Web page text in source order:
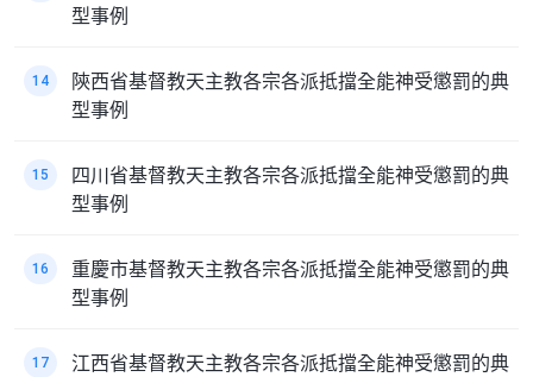
型事例
14
陝西省基督教天主教各宗各派抵擋全能神受懲罰的典
型事例
15
四川省基督教天主教各宗各派抵擋全能神受懲罰的典
型事例
16
重慶市基督教天主教各宗各派抵擋全能神受懲罰的典
型事例
17
江西省基督教天主教各宗各派抵擋全能神受懲罰的典